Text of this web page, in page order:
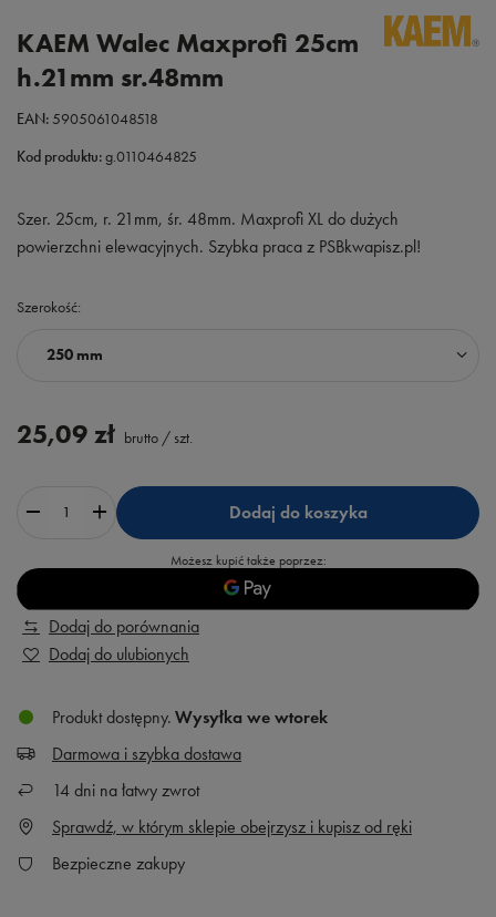
KAEM Walec Maxprofi 25cm
h.21mm sr.48mm
EAN:5905061048518
Kod produktu:g.0110464825
Szer. 25cm, r. 21mm, śr. 48mm. Maxprofi XL do dużych
powierzchni elewacyjnych. Szybka praca z PSBkwapisz.pl!
Szerokość
250 mm
25,09 zł brutto / szt.
Dodaj do koszyka
Możesz kupić także poprzez:
Dodaj do porównania
Dodaj do ulubionych
Produkt dostępny Wysyłka we wtorek
Darmowa i szybka dostawa
14 dni na łatwy zwrot
Sprawdź, w którym sklepie obejrzysz i kupisz od ręki
Bezpieczne zakupy